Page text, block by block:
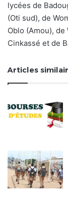
lycées de
(Oti sud), de
Oblo (Amou), de
Cinkassé et de
Articles